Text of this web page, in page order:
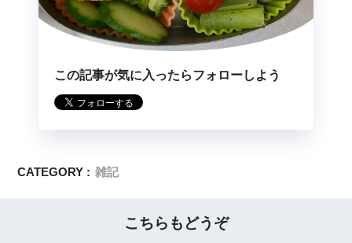
この記事が気に入ったらフォローしよう
CATEGORY : 雑記
こちらもどうぞ